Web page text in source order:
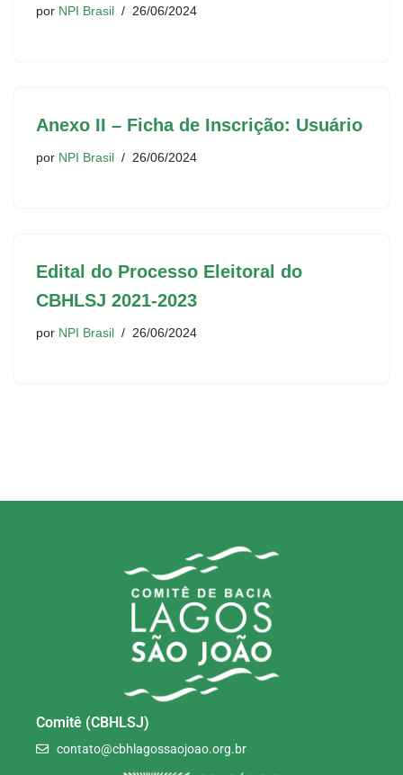
por NPI Brasil 26/06/2024
Anexo II – Ficha de Inscrição: Usuário
por NPI Brasil 26/06/2024
Edital do Processo Eleitoral do
CBHLSJ 2021-2023
por NPI Brasil 26/06/2024
Comitê (CBHLSJ)
contato@cbhlagossaojoao.org.br